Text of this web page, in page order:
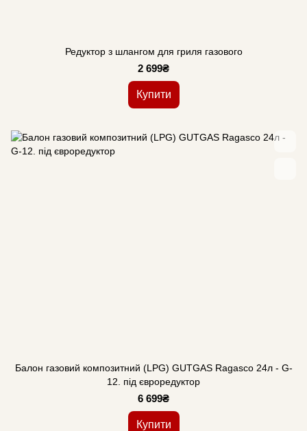
Редуктор з шлангом для гриля газового
2 699₴
Купити
Балон газовий композитний (LPG) GUTGAS Ragasco 24л - G-
12. під євроредуктор
6 699₴
Купити